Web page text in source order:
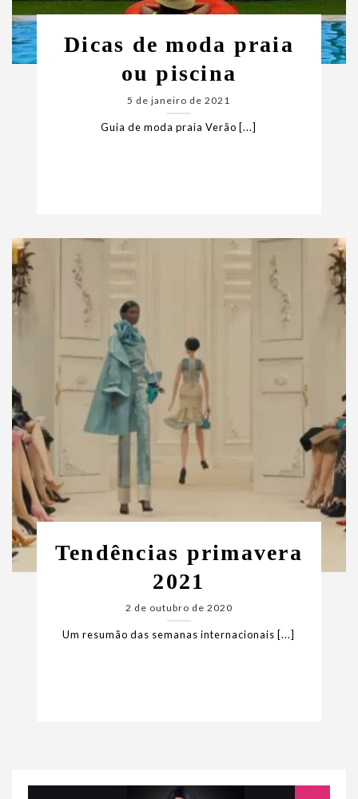
Dicas de moda praia
ou piscina
5 de janeiro de 2021
Guia de moda praia Verão [...]
Tendências primavera
2021
2 de outubro de 2020
Um resumão das semanas internacionais [...]